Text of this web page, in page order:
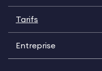
Tarifs
Entreprise